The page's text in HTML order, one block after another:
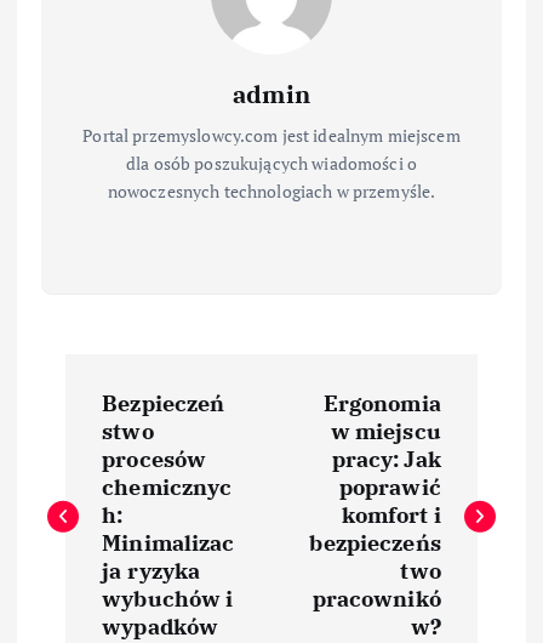
admin
Portal przemyslowcy.com jest idealnym miejscem
dla osób poszukujących wiadomości o
nowoczesnych technologiach w przemyśle.
w
Bezpieczeń
stwo
procesów
chemicznyc
h:
Minimalizac
ja ryzyka
wybuchów i
wypadków
Ergonomia
w miejscu
pracy: Jak
poprawić
komfort i
bezpieczeńs
two
pracownikó
w?